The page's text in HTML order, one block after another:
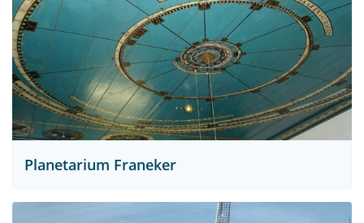
Planetarium Franeker